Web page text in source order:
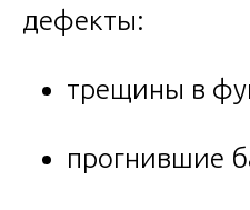
дефекты:
трещины в
прогнившие